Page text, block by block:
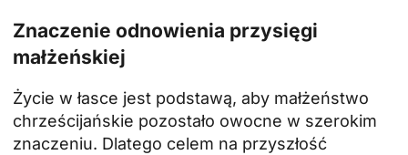
Znaczenie odnowienia przysięgi
małżeńskiej
Życie w łasce jest podstawą, aby małżeństwo
chrześcijańskie pozostało owocne w szerokim
znaczeniu. Dlatego celem na przyszłość